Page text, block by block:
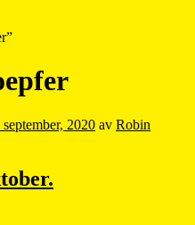
september, 2020 av Robin